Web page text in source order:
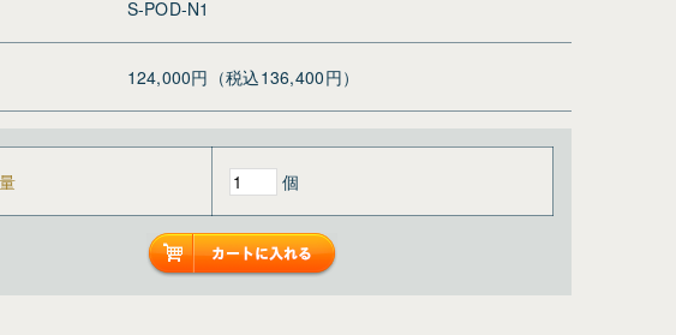
S-POD-N1
124,000円（税込136,400円）
個